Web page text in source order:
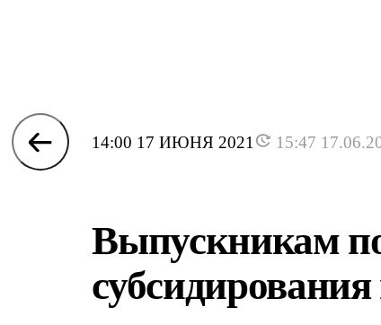
14:00 17 ИЮНЯ 2021 15:47
Выпускникам